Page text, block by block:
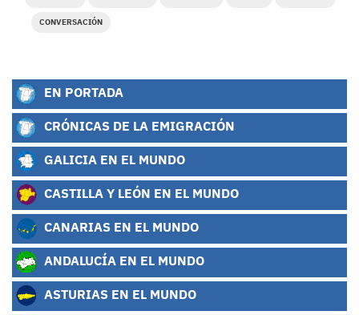
CONVERSACIÓN
EN PORTADA
CRÓNICAS DE LA EMIGRACIÓN
GALICIA EN EL MUNDO
CASTILLA Y LEÓN EN EL MUNDO
CANARIAS EN EL MUNDO
ANDALUCÍA EN EL MUNDO
ASTURIAS EN EL MUNDO